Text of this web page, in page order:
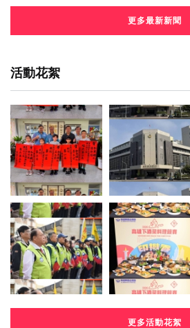
更多最新新聞
活動花絮
更多活動花絮